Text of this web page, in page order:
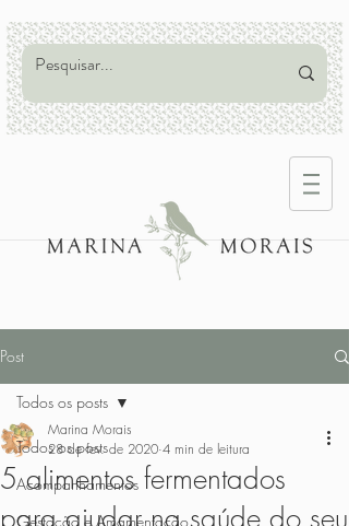
Post
Todos os posts
Acompanhamentos
Gestação e Amamentação
Todos os posts
5 alimentos fermentados
para ajudar na saúde do seu
Marina Morais
28 de fev. de 2020 4 min de leitura